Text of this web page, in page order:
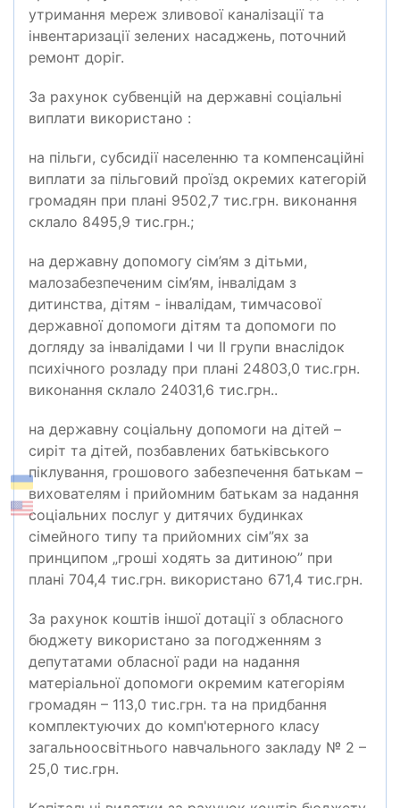
утримання мереж зливової каналізації та
інвентаризації зелених насаджень, поточний
ремонт доріг.
За рахунок субвенцій на державні соціальні
виплати використано :
на пільги, субсидії населенню та компенсаційні
виплати за пільговий проїзд окремих категорій
громадян при плані 9502,7 тис.грн. виконання
склало 8495,9 тис.грн.;
на державну допомогу сім’ям з дітьми,
малозабезпеченим сім’ям, інвалідам з
дитинства, дітям - інвалідам, тимчасової
державної допомоги дітям та допомоги по
догляду за інвалідами І чи ІІ групи внаслідок
психічного розладу при плані 24803,0 тис.грн.
виконання склало 24031,6 тис.грн..
на державну соціальну допомоги на дітей –
сиріт та дітей, позбавлених батьківського
піклування, грошового забезпечення батькам –
вихователям і прийомним батькам за надання
соціальних послуг у дитячих будинках
сімейного типу та прийомних сім”ях за
принципом „гроші ходять за дитиною” при
плані 704,4 тис.грн. використано 671,4 тис.грн.
За рахунок коштів іншої дотації з обласного
бюджету використано за погодженням з
депутатами обласної ради на надання
матеріальної допомоги окремим категоріям
громадян – 113,0 тис.грн. та на придбання
комплектуючих до комп'ютерного класу
загальноосвітнього навчального закладу № 2 –
25,0 тис.грн.